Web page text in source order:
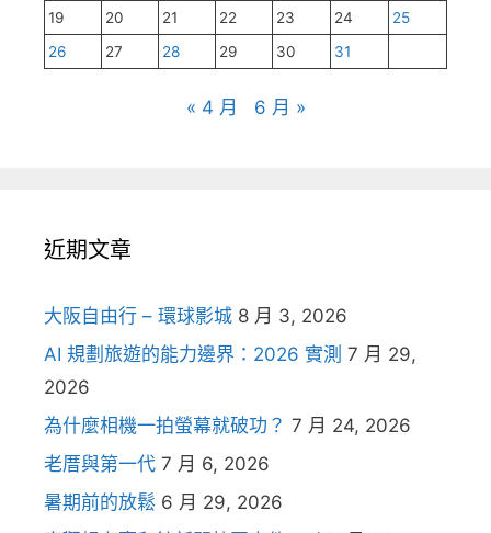
19
20 21 22 23 24
25
26
27 28 29 30 31
« 4 月 6 月 »
近期文章
大阪自由行 – 環球影城 8 月 3, 2026
AI 規劃旅遊的能力邊界：2026 實測 7 月 29,
2026
為什麼相機一拍螢幕就破功？ 7 月 24, 2026
老厝與第一代 7 月 6, 2026
暑期前的放鬆 6 月 29, 2026